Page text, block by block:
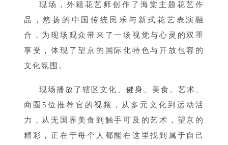
现场，外籍花艺师创作了海棠主题花艺作
品，悠扬的中国传统民乐与新式花艺表演融
合，为现场观众带来了一场视觉与心灵的双重
享受，体现了望京的国际化特色与开放包容的
文化氛围。
现场播放了辖区文化、 健身、 美食、艺术、
商圈5位推荐官的视频，从多元文化到运动活
力，从无国界美食到触手可及的艺术，望京的
精彩，正在于每个人都能在这里找到属于自己